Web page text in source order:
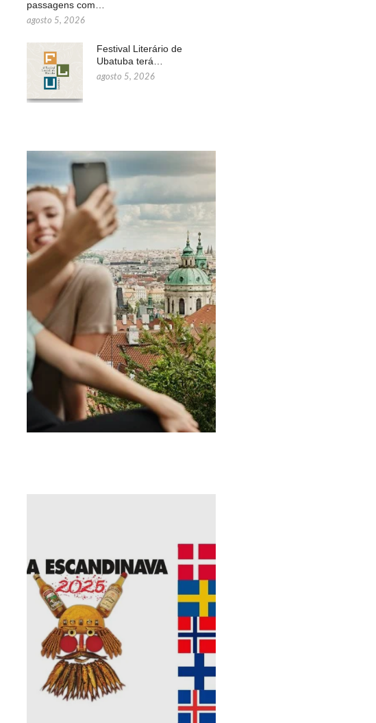
passagens com…
agosto 5, 2026
Festival Literário de
Ubatuba terá…
agosto 5, 2026